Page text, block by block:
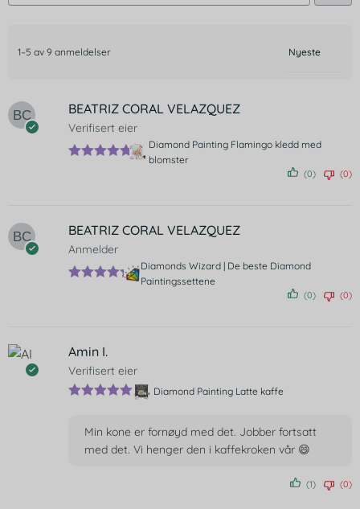
1–5 av 9 anmeldelser
BEATRIZ CORAL VELAZQUEZ
Verifisert eier
Diamond Painting Flamingo kledd med
blomster
(0) (0)
BEATRIZ CORAL VELAZQUEZ
Anmelder
Diamonds Wizard | De beste Diamond
Paintingssettene
(0) (0)
Amin I.
Verifisert eier
Diamond Painting Latte kaffe
Min kone er fornøyd med det. Jobber fortsatt
med det. Vi henger den i kaffekroken vår 😄
(1) (0)